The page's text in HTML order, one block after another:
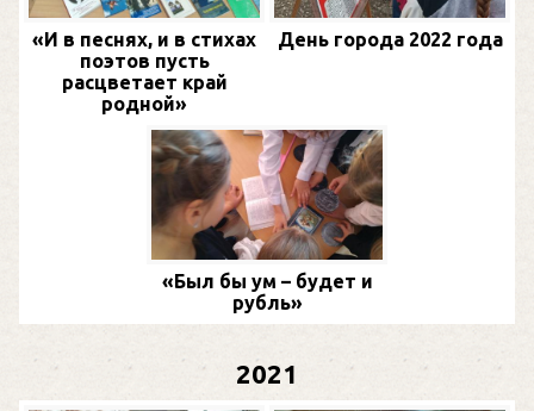
«И в песнях, и в стихах
поэтов пусть
расцветает край
родной»
День города 2022 года
«Был бы ум – будет и
рубль»
2021